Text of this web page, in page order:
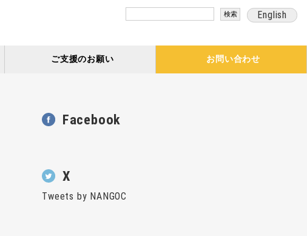
English
ご支援のお願い お問い合わせ
Facebook
X
Tweets by NANGOC